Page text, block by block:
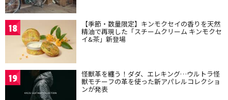
18 【季節・数量限定】キンモクセイの香りを天然
精油で再現した「スチームクリーム キンモクセ
イ&茶」新登場
19 怪獣革を纏う！ダダ、エレキング…ウルトラ怪
獣モチーフの革を使った新アパレルコレクショ
ンが発表